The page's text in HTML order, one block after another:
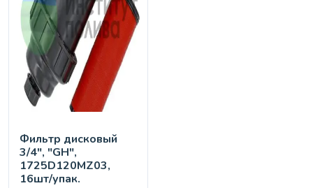
Фильтр дисковый
3/4", "GH",
1725D120MZ03,
16шт/упак.